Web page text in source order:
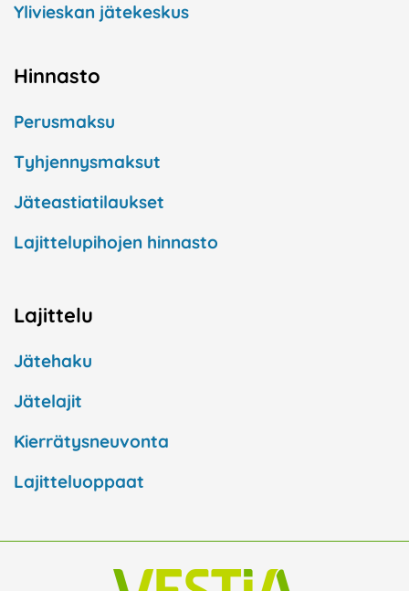
Ylivieskan jätekeskus
Hinnasto
Perusmaksu
Tyhjennysmaksut
Jäteastiatilaukset
Lajittelupihojen hinnasto
Lajittelu
Jätehaku
Jätelajit
Kierrätysneuvonta
Lajitteluoppaat